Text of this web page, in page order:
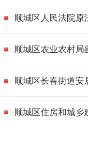
顺城区人民法院原
顺城区农业农村局
顺城区长春街道安
顺城区住房和城乡